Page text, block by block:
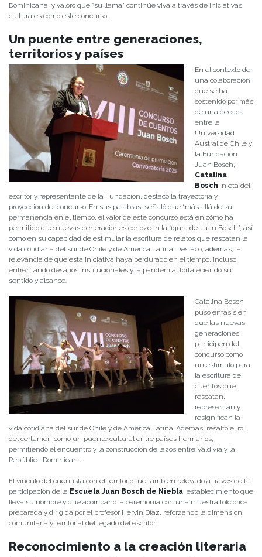
Dominicana, y valoró que “su llama” continúe viva a través de iniciativas
culturales como este concurso.
Un puente entre generaciones,
territorios y países
En el contexto de
una colaboración
que se ha
sostenido por más
de una década
entre la
Universidad
Austral de Chile y
la Fundación
Juan Bosch,
Catalina
Bosch , nieta del
escritor y representante de la Fundación, destacó la trayectoria y
proyección del concurso. En sus palabras, señaló que “más allá de su
permanencia en el tiempo, el valor de este concurso está en cómo ha
permitido que nuevas generaciones conozcan la figura de Juan Bosch”, así
como en su capacidad de estimular la escritura de relatos que rescatan la
vida cotidiana del sur de Chile y de América Latina. Destacó, además, la
relevancia de que esta iniciativa haya perdurado en el tiempo, incluso
enfrentando desafíos institucionales y la pandemia, fortaleciendo su
sentido y alcance.
Catalina Bosch
puso énfasis en
que las nuevas
generaciones
participen del
concurso como
un estímulo para
la escritura de
cuentos que
rescatan,
representan y
resignifican la
vida cotidiana del sur de Chile y de América Latina. Además, resaltó el rol
del certamen como un puente cultural entre países hermanos,
permitiendo el encuentro y la construcción de lazos entre Valdivia y la
República Dominicana.
El vínculo del cuentista con el territorio fue también relevado a través de la
participación de la Escuela Juan Bosch de Niebla , establecimiento que
lleva su nombre y que acompañó la ceremonia con una muestra folclórica
preparada y dirigida por el profesor Hervin Díaz, reforzando la dimensión
comunitaria y territorial del legado del escritor.
Reconocimiento a la creación literaria